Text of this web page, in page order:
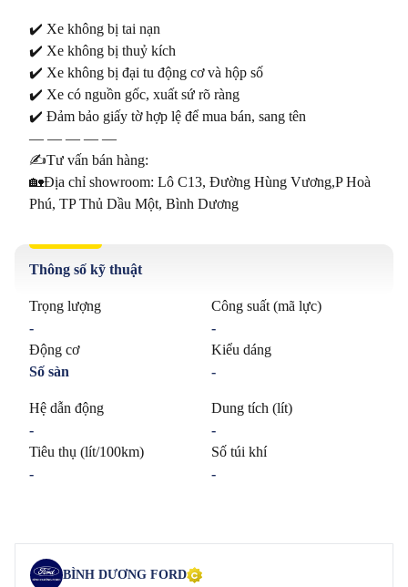
✔️ Xe không bị tai nạn
✔️ Xe không bị thuỷ kích
✔️ Xe không bị đại tu động cơ và hộp số
✔️ Xe có nguồn gốc, xuất sứ rõ ràng
✔️ Đảm bảo giấy tờ hợp lệ để mua bán, sang tên
— — — — —
✍️Tư vấn bán hàng:
🏡Địa chỉ showroom: Lô C13, Đường Hùng Vương,P Hoà
Phú, TP Thủ Dầu Một, Bình Dương
Thông số kỹ thuật
Trọng lượng
-
Động cơ
Số sàn
Công suất (mã lực)
-
Kiểu dáng
-
Hệ dẫn động
-
Tiêu thụ (lít/100km)
-
Dung tích (lít)
-
Số túi khí
-
BÌNH DƯƠNG FORD